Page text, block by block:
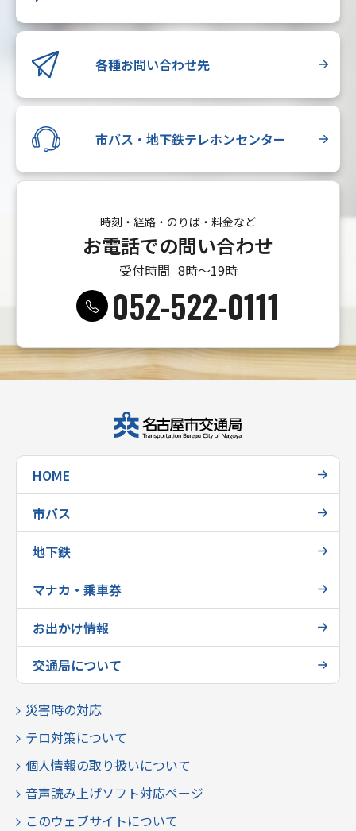
各種お問い合わせ先
市バス・地下鉄テレホンセンター
時刻・経路・のりば・料金など
お電話での問い合わせ
受付時間 8時〜19時
052-522-0111
HOME
市バス
地下鉄
マナカ・乗車券
お出かけ情報
交通局について
災害時の対応
テロ対策について
個人情報の取り扱いについて
音声読み上げソフト対応ページ
このウェブサイトについて